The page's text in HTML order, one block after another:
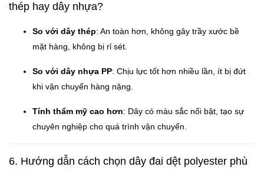
thép hay dây nhựa?
So với dây thép: An toàn hơn, không gây trầy xước bề
mặt hàng, không bị rỉ sét.
So với dây nhựa PP: Chịu lực tốt hơn nhiều lần, ít bị đứt
khi vận chuyển hàng nặng.
Tính thẩm mỹ cao hơn: Dây có màu sắc nổi bật, tạo sự
chuyên nghiệp cho quá trình vận chuyển.
6. Hướng dẫn cách chọn dây đai dệt polyester phù